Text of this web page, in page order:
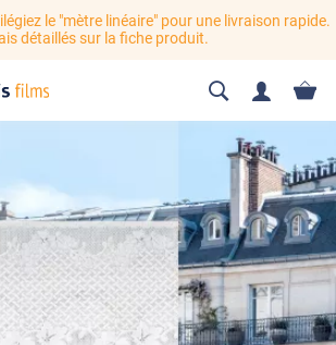
le "mètre linéaire" pour une livraison rapide.
détaillés sur la fiche produit.